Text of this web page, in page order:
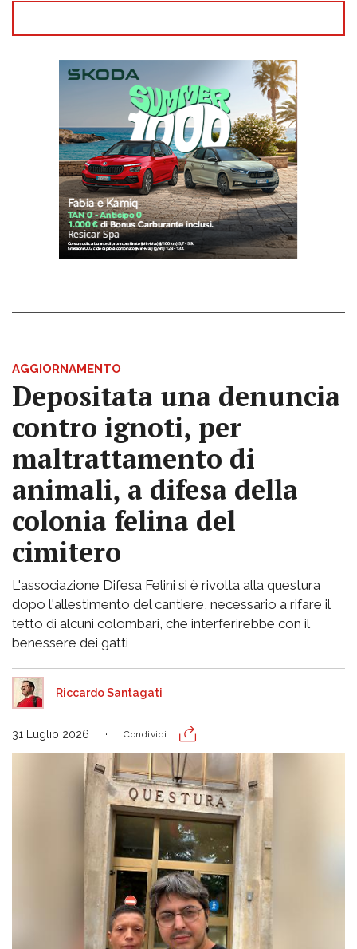
AGGIORNAMENTO
Depositata una denuncia
contro ignoti, per
maltrattamento di
animali, a difesa della
colonia felina del
cimitero
L'associazione Difesa Felini si è rivolta alla questura
dopo l'allestimento del cantiere, necessario a rifare il
tetto di alcuni colombari, che interferirebbe con il
benessere dei gatti
Riccardo Santagati
31 Luglio 2026 Condividi